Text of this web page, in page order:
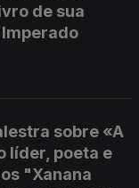
de sua
sobre «A
líder, poeta e
"Xanana